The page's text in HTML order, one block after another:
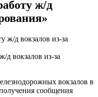
ж/д
д вокзалов из-за
вокзалов в
сообщения